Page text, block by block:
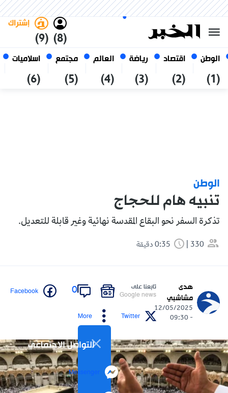
الوطن
(1)
اقتصاد
(2)
رياضة
(3)
العالم
(4)
مجتمع
(5)
اسلاميات
(6)
(8)
إشتراك
(9)
07 أغسطس 2026
الجزائر
الوطن
تنبيه هام للحجاج
تذكرة السفر نحو البقاع المقدسة نهائية وغير قابلة للتعديل.
330
هدى
مشاشبي
12/05/2025
- 09:30
تابعنا على
Google news
0
Facebook
Twitter
More
التواصل الاجتماعي
Messenger